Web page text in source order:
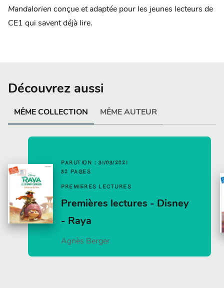
Mandalorien conçue et adaptée pour les jeunes lecteurs de
CE1 qui savent déjà lire.
Découvrez aussi
MÊME COLLECTION MÊME AUTEUR
PARUTION : 31/03/2021
32 PAGES
PREMIÈRES LECTURES
Premières lectures - Disney
- Raya
Agnès Berger